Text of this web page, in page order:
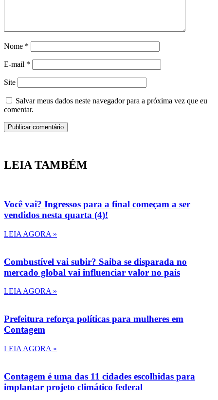
Nome *
E-mail *
Site
Salvar meus dados neste navegador para a próxima vez que eu
comentar.
LEIA TAMBÉM
Você vai? Ingressos para a final começam a ser
vendidos nesta quarta (4)!
LEIA AGORA »
Combustível vai subir? Saiba se disparada no
mercado global vai influenciar valor no país
LEIA AGORA »
Prefeitura reforça políticas para mulheres em
Contagem
LEIA AGORA »
Contagem é uma das 11 cidades escolhidas para
implantar projeto climático federal